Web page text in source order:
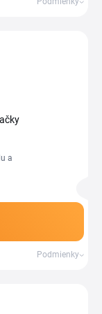
a
Podmienky